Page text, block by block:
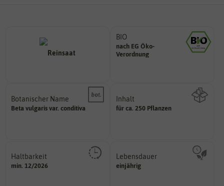
BIO
nach EG Öko-
Verordnung
den Richtlinien der biologischen
Landwirtschaft arbeiten.
Inhalt
für ca. 250 Pflanzen
Wie viel ist enthalten
Botanischer Name
Beta vulgaris var. conditiva
Namen zur eindeutigen
Bestimmung der Pflanze.
Haltbarkeit
min. 12/2026
und Pflanzgut sehr gut keimen
sollte.
Lebensdauer
einjährig
einjährig, zweijährig oder
mehrjährig.